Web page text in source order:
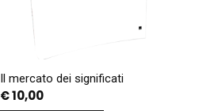
Il mercato dei significati
€10,00